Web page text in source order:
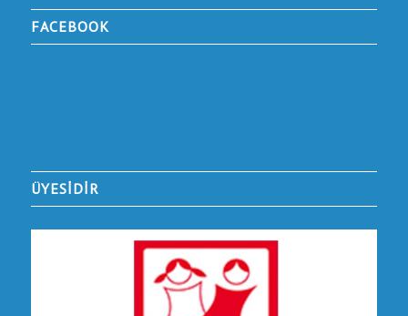
FACEBOOK
ÜYESİDİR